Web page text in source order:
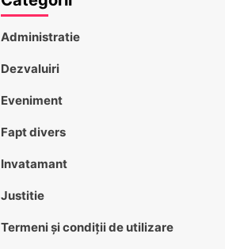
Administratie
Dezvaluiri
Eveniment
Fapt divers
Invatamant
Justitie
Termeni și condiții de utilizare